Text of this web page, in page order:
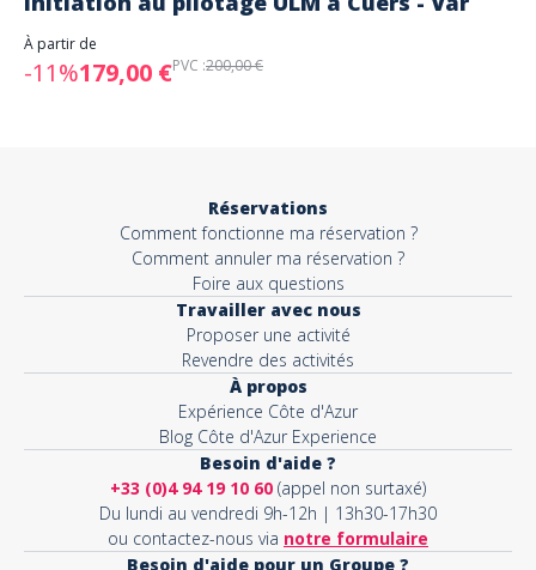
À partir de
-11%179,00 €PVC :200,00 €
Réservations
Comment fonctionne ma réservation ?
Comment annuler ma réservation ?
Foire aux questions
Travailler avec nous
Proposer une activité
Revendre des activités
À propos
Expérience Côte d'Azur
Blog Côte d'Azur Experience
Besoin d'aide ?
+33 (0)4 94 19 10 60 (appel non surtaxé)
Du lundi au vendredi 9h-12h | 13h30-17h30
ou contactez-nous via notre formulaire
Besoin d'aide pour un Groupe ?